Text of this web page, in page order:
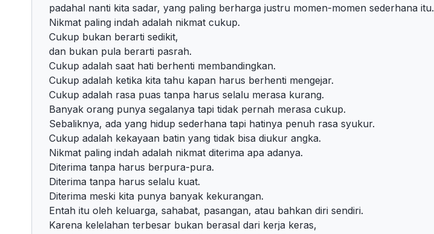
padahal nanti kita sadar, yang paling berharga justru momen-momen sederhana itu.
Nikmat paling indah adalah nikmat cukup.
Cukup bukan berarti sedikit,
dan bukan pula berarti pasrah.
Cukup adalah saat hati berhenti membandingkan.
Cukup adalah ketika kita tahu kapan harus berhenti mengejar.
Cukup adalah rasa puas tanpa harus selalu merasa kurang.
Banyak orang punya segalanya tapi tidak pernah merasa cukup.
Sebaliknya, ada yang hidup sederhana tapi hatinya penuh rasa syukur.
Cukup adalah kekayaan batin yang tidak bisa diukur angka.
Nikmat paling indah adalah nikmat diterima apa adanya.
Diterima tanpa harus berpura-pura.
Diterima tanpa harus selalu kuat.
Diterima meski kita punya banyak kekurangan.
Entah itu oleh keluarga, sahabat, pasangan, atau bahkan diri sendiri.
Karena kelelahan terbesar bukan berasal dari kerja keras,